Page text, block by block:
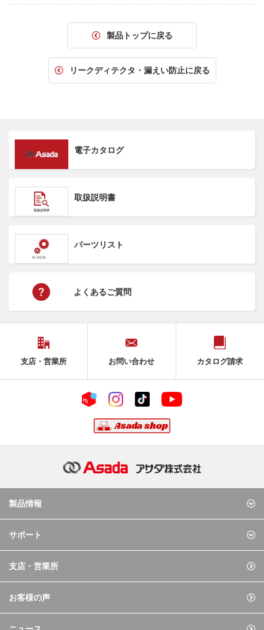
製品トップに戻る
リークディテクタ・漏えい防止に戻る
電子カタログ
取扱説明書
パーツリスト
よくあるご質問
支店・営業所 お問い合わせ カタログ請求
製品情報
サポート
支店・営業所
お客様の声